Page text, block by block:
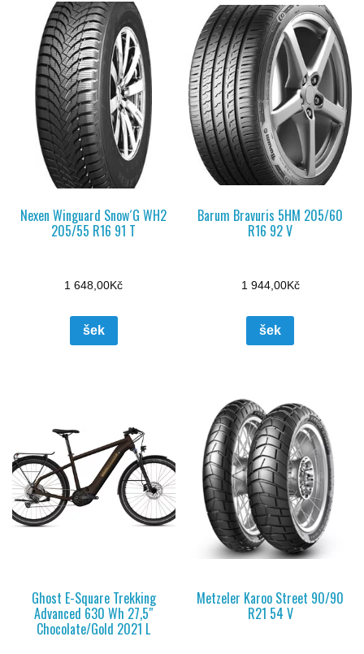
Nexen Winguard Snow´G WH2
205/55 R16 91 T
1 648,00Kč
šek
Barum Bravuris 5HM 205/60
R16 92 V
1 944,00Kč
šek
Ghost E-Square Trekking
Advanced 630 Wh 27,5″
Chocolate/Gold 2021 L
Metzeler Karoo Street 90/90
R21 54 V